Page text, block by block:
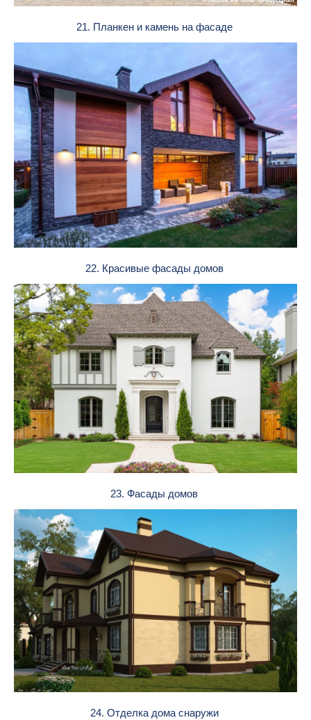
21. Планкен и камень на фасаде
22. Красивые фасады домов
23. Фасады домов
24. Отделка дома снаружи